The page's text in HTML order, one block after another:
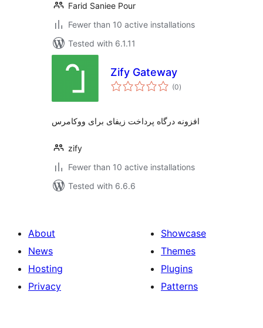
Farid Saniee Pour
Fewer than 10 active installations
Tested with 6.1.11
Zify Gateway
(0total
ratings
)
افزونه درگاه پرداخت زیفای برای ووکامرس
zify
Fewer than 10 active installations
Tested with 6.6.6
About
News
Hosting
Privacy
Showcase
Themes
Plugins
Patterns